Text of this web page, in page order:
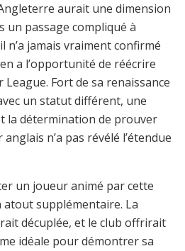
aurait une dimension
un passage compliqué à
n’a jamais vraiment confirmé
a l’opportunité de réécrire
Fort de sa renaissance
un statut différent, une
la détermination de prouver
n’a pas révélé l’étendue
un joueur animé par cette
supplémentaire. La
décuplée, et le club offrirait
idéale pour démontrer sa